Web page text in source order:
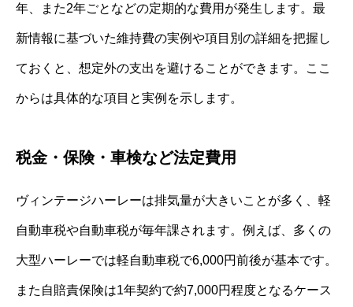
年、また2年ごとなどの定期的な費用が発生します。最
新情報に基づいた維持費の実例や項目別の詳細を把握し
ておくと、想定外の支出を避けることができます。ここ
からは具体的な項目と実例を示します。
税金・保険・車検など法定費用
ヴィンテージハーレーは排気量が大きいことが多く、軽
自動車税や自動車税が毎年課されます。例えば、多くの
大型ハーレーでは軽自動車税で6,000円前後が基本です。
また自賠責保険は1年契約で約7,000円程度となるケース